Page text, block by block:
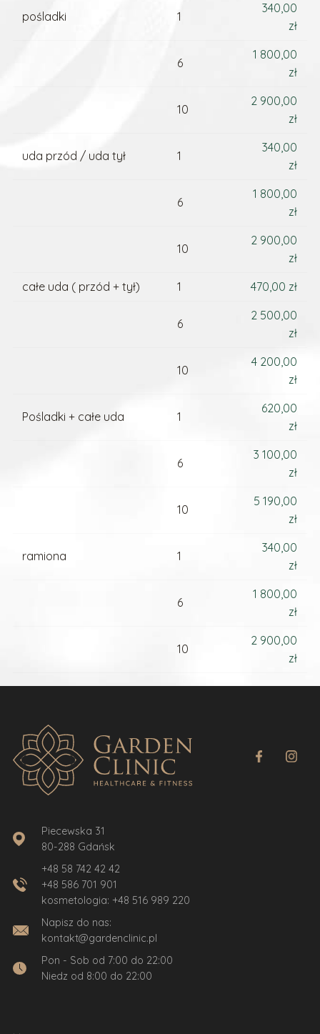
pośladki 1
340,00
zł
6
1 800,00
zł
10
2 900,00
zł
uda przód / uda tył 1
340,00
zł
6
1 800,00
zł
10
2 900,00
zł
całe uda ( przód + tył)
1 470,00 zł
6
2 500,00
zł
10
4 200,00
zł
Pośladki + całe uda 1
620,00
zł
6
3 100,00
zł
10
5 190,00
zł
ramiona 1
340,00
zł
6
1 800,00
zł
10
2 900,00
zł
Piecewska 31
80-288 Gdańsk
+48 58 742 42 42
+48 586 701 901
kosmetologia: +48 516 989 220
Napisz do nas:
kontakt@gardenclinic.pl
Pon - Sob od 7:00 do 22:00
Niedz od 8:00 do 22:00